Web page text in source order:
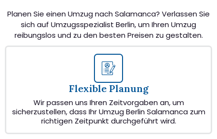
Planen Sie einen Umzug nach Salamanca? Verlassen Sie
sich auf Umzugsspezialist Berlin, um Ihren Umzug
reibungslos und zu den besten Preisen zu gestalten.
Flexible Planung
Wir passen uns Ihren Zeitvorgaben an, um
sicherzustellen, dass Ihr Umzug Berlin Salamanca zum
richtigen Zeitpunkt durchgeführt wird.